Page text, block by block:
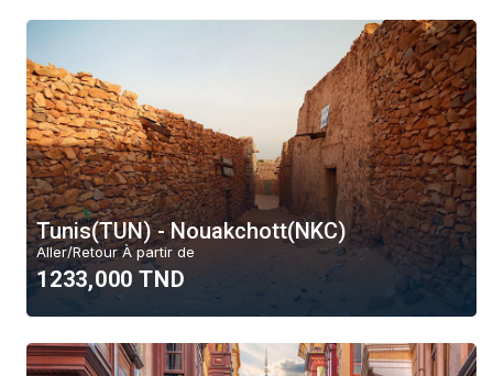
Tunis(TUN) - Nouakchott(NKC)
Aller/Retour À partir de
1233,000 TND